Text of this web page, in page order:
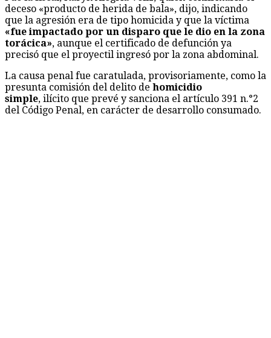
deceso «producto de herida de bala», dijo, indicando
que la agresión era de tipo homicida y que la víctima
«fue impactado por un disparo que le dio en la zona
torácica», aunque el certificado de defunción ya
precisó que el proyectil ingresó por la zona abdominal.
La causa penal fue caratulada, provisoriamente, como la
presunta comisión del delito de homicidio
simple, ilícito que prevé y sanciona el artículo 391 n.°2
del Código Penal, en carácter de desarrollo consumado.